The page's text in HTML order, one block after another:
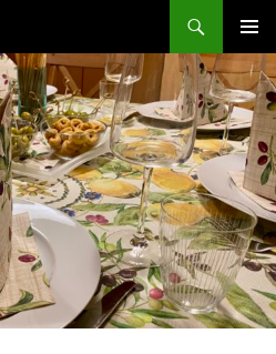
MENÜ